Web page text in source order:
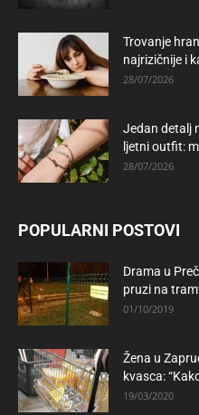
Trovanje
najrizičnije i
28/07/2026
Jedan detalj
ljetni outfit:
28/07/2026
POPULARNI POSTOVI
Drama u
pruzi na
01/10/2019
Žena u
kvasca:
19/03/2020